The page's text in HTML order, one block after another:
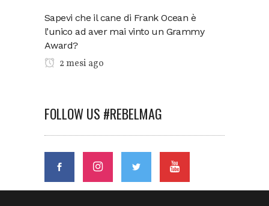
Sapevi che il cane di Frank Ocean è
l’unico ad aver mai vinto un Grammy
Award?
2 mesi ago
FOLLOW US #REBELMAG